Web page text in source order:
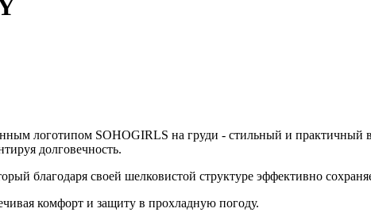
логотипом SOHOGIRLS на груди - стильный и практичный
долговечность.
благодаря своей шелковистой структуре эффективно
комфорт и защиту в прохладную погоду.